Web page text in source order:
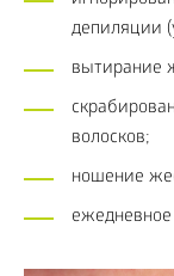
депиляции
вытирание
волосков;
ношение